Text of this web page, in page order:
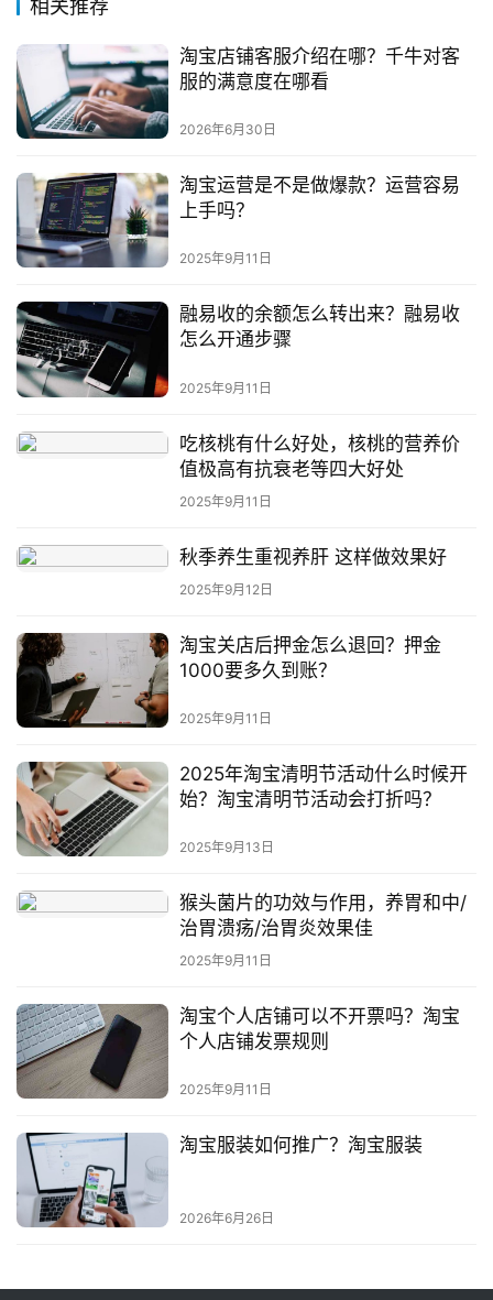
相关推荐
淘宝店铺客服介绍在哪？千牛对客
服的满意度在哪看
2026年6月30日
淘宝运营是不是做爆款？运营容易
上手吗？
2025年9月11日
融易收的余额怎么转出来？融易收
怎么开通步骤
2025年9月11日
吃核桃有什么好处，核桃的营养价
值极高有抗衰老等四大好处
2025年9月11日
秋季养生重视养肝 这样做效果好
2025年9月12日
淘宝关店后押金怎么退回？押金
1000要多久到账？
2025年9月11日
2025年淘宝清明节活动什么时候开
始？淘宝清明节活动会打折吗？
2025年9月13日
猴头菌片的功效与作用，养胃和中/
治胃溃疡/治胃炎效果佳
2025年9月11日
淘宝个人店铺可以不开票吗？淘宝
个人店铺发票规则
2025年9月11日
淘宝服装如何推广？淘宝服装
2026年6月26日